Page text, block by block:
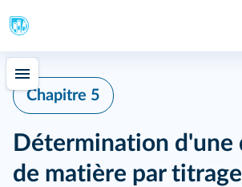
Chapitre 5
Détermination d'une
de matière par titrage